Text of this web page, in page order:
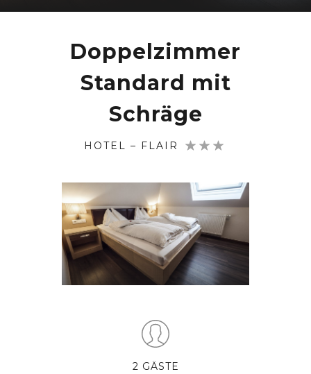
Doppelzimmer
Standard mit
Schräge
HOTEL – FLAIR
2 GÄSTE